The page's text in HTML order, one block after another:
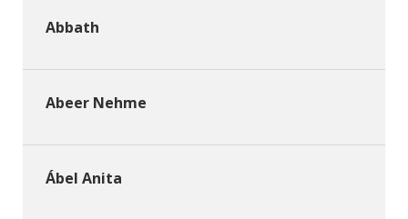
Abbath
Abeer Nehme
Ábel Anita